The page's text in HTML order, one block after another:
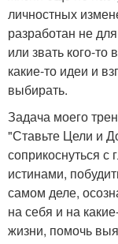
личностных
разработан не
или звать кого-то
какие-то идеи и
выбирать.
Задача моего
"Ставьте Цели и
соприкоснуться
истинами,
самом деле,
на себя и на
жизни, помочь